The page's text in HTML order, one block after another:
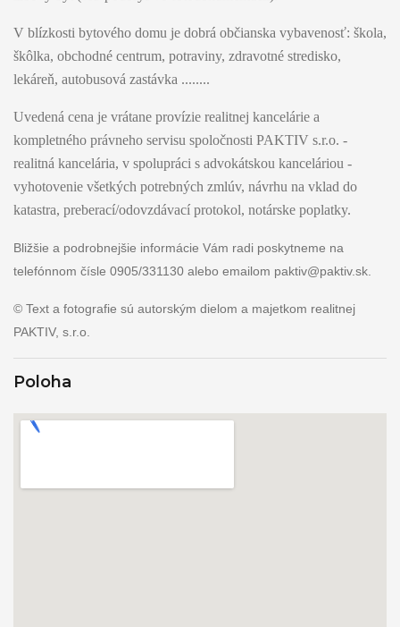
V blízkosti bytového domu je dobrá občianska vybavenosť: škola,
škôlka, obchodné centrum, potraviny, zdravotné stredisko,
lekáreň, autobusová zastávka ........
Uvedená cena je vrátane provízie realitnej kancelárie a
kompletného právneho servisu spoločnosti PAKTIV s.r.o. -
realitná kancelária, v spolupráci s advokátskou kanceláriou -
vyhotovenie všetkých potrebných zmlúv, návrhu na vklad do
katastra, preberací/odovzdávací protokol, notárske poplatky.
Bližšie a podrobnejšie informácie Vám radi poskytneme na
telefónnom čísle 0905/331130 alebo emailom paktiv@paktiv.sk.
© Text a fotografie sú autorským dielom a majetkom realitnej
PAKTIV, s.r.o.
Poloha